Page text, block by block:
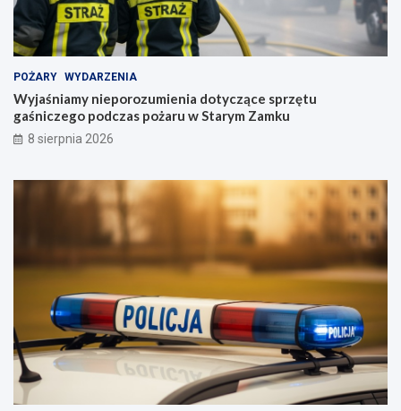
POŻARY WYDARZENIA
Wyjaśniamy nieporozumienia dotyczące sprzętu
gaśniczego podczas pożaru w Starym Zamku
8 sierpnia 2026